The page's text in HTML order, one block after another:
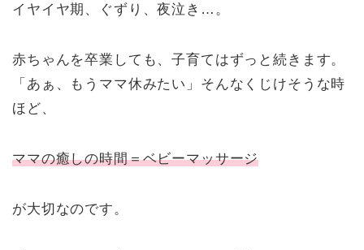
イヤイヤ期、ぐずり、夜泣き…。
赤ちゃんを卒業しても、子育てはずっと続きます。
「あぁ、もうママ休みたい」そんなくじけそうな時
ほど、
ママの癒しの時間＝ベビーマッサージ
が大切なのです。